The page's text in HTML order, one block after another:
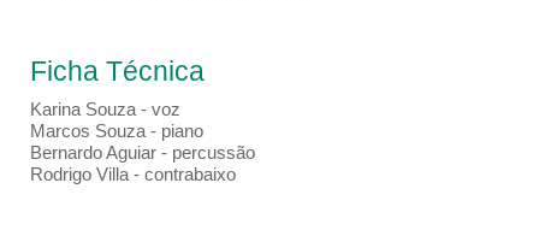
Ficha Técnica
Karina Souza - voz
Marcos Souza - piano
Bernardo Aguiar - percussão
Rodrigo Villa - contrabaixo